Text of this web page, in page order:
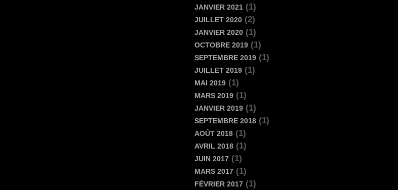
JANVIER 2021 (1)
JUILLET 2020 (2)
JANVIER 2020 (1)
OCTOBRE 2019 (1)
SEPTEMBRE 2019 (1)
JUILLET 2019 (1)
MAI 2019 (1)
MARS 2019 (1)
JANVIER 2019 (1)
SEPTEMBRE 2018 (1)
AOÛT 2018 (1)
AVRIL 2018 (1)
JUIN 2017 (1)
MARS 2017 (1)
FÉVRIER 2017 (1)